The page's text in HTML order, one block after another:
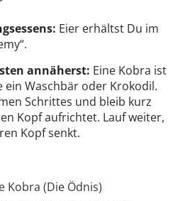
Eier erhältst Du im
annäherst: Eine Kobra ist
ein Waschbär oder Krokodil.
Schrittes und bleib kurz
Kopf aufrichtet. Lauf weiter,
Kopf senkt.
Kobra (Die Ödnis)